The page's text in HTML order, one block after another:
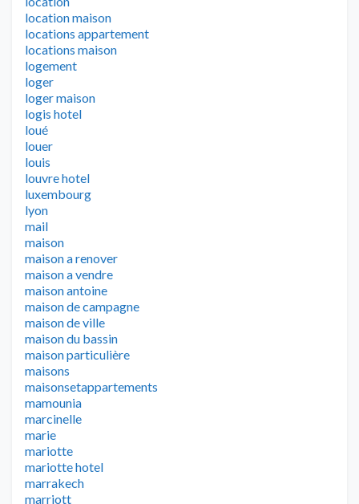
location maison
locations appartement
locations maison
logement
loger
loger maison
logis hotel
loué
louer
louis
louvre hotel
luxembourg
lyon
mail
maison
maison a renover
maison a vendre
maison antoine
maison de campagne
maison de ville
maison du bassin
maison particulière
maisons
maisonsetappartements
mamounia
marcinelle
marie
mariotte
mariotte hotel
marrakech
marriott